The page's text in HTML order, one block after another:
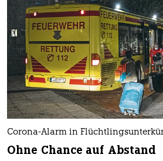
Corona-Alarm in
Ohne Chance auf Abstand